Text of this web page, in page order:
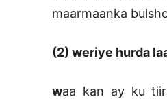
maarmaanka
(2) weriye hurda
waa kan ay ku